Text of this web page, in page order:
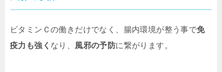
ビタミンＣの働きだけでなく、腸内環境が整う事で免
疫力も強く なり、 風邪の予防に繋がります。